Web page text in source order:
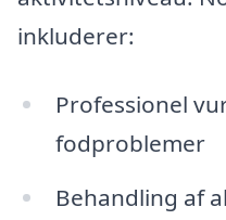
inkluderer:
Professionel
fodproblemer
Behandling af